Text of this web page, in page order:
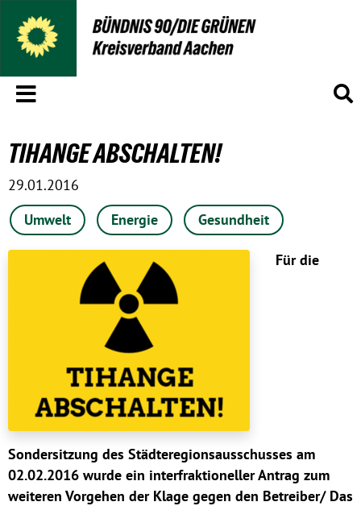
Menü
TIHANGE ABSCHALTEN!
29.01.2016
Umwelt
Energie Gesundheit
Für die
Sondersitzung des Städteregionsausschusses am
02.02.2016 wurde ein interfraktioneller Antrag zum
weiteren Vorgehen der Klage gegen den Betreiber/ Das